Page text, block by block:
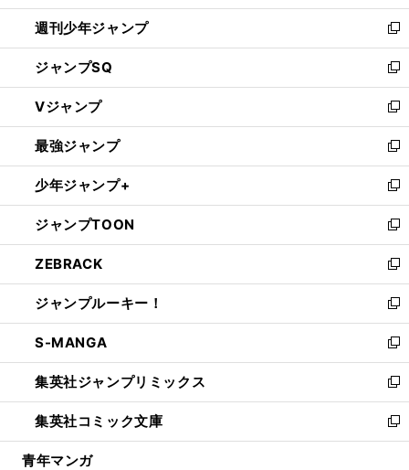
開
く
週刊少年ジャンプ
新
し
い
ウ
ィ
ン
ド
ウ
で
開
く
ジャンプSQ
新
し
い
ウ
ィ
ン
ド
ウ
で
開
く
Vジャンプ
新
し
い
ウ
ィ
ン
ド
ウ
で
開
く
最強ジャンプ
新
し
い
ウ
ィ
ン
ド
ウ
で
開
く
少年ジャンプ+
新
し
い
ウ
ィ
ン
ド
ウ
で
開
く
ジャンプTOON
新
し
い
ウ
ィ
ン
ド
ウ
で
開
く
ZEBRACK
新
し
い
ウ
ィ
ン
ド
ウ
で
開
ジャンプルーキー！
新
し
い
ウ
ィ
ン
ド
ウ
S-MANGA
新
し
い
ウ
ィ
ン
集英社ジャンプリミックス
新
し
い
ウ
集英社コミック文庫
新
し
青年マンガ